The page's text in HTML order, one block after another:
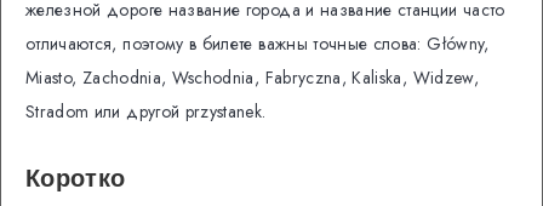
железной дороге название города и название станции часто
отличаются, поэтому в билете важны точные слова: Główny,
Miasto, Zachodnia, Wschodnia, Fabryczna, Kaliska, Widzew,
Stradom или другой przystanek.
Коротко